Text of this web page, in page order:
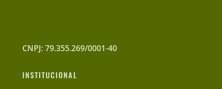
CNPJ: 79.355.269/0001-40
INSTITUCIONAL